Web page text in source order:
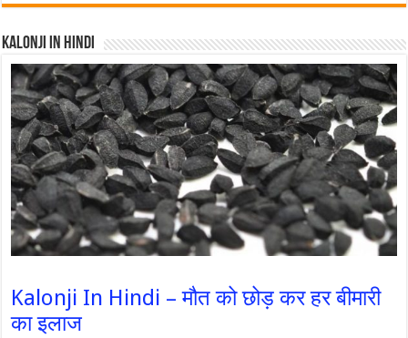
Kalonji In Hindi
Kalonji In Hindi – मौत को छोड़ कर हर बीमारी
का इलाज